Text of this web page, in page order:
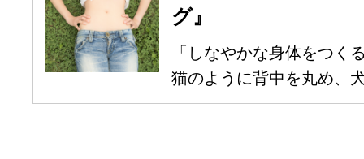
グ』
「しなやかな身体をつく
猫のように背中を丸め、